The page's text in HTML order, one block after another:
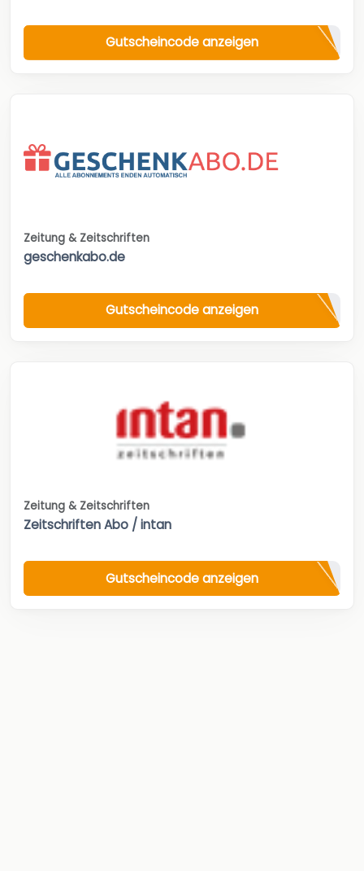
Gutscheincode anzeigen
Zeitung & Zeitschriften
geschenkabo.de
Gutscheincode anzeigen
Zeitung & Zeitschriften
Zeitschriften Abo / intan
Gutscheincode anzeigen